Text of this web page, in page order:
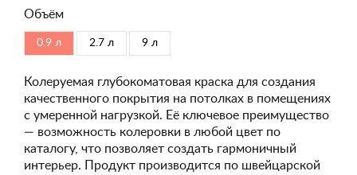
Объём
0.9 л 2.7 л 9 л
Колеруемая глубокоматовая краска для создания
качественного покрытия на потолках в помещениях
с умеренной нагрузкой. Её ключевое преимущество
— возможность колеровки в любой цвет по
каталогу, что позволяет создать гармоничный
интерьер. Продукт производится по швейцарской